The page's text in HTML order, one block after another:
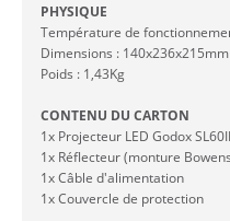
PHYSIQUE
Température de
Dimensions : 140x236x215mm
Poids : 1,43Kg
CONTENU DU CARTON
1x Projecteur LED Godox
1x Réflecteur (monture
1x Câble d'alimentation
1x Couvercle de protection